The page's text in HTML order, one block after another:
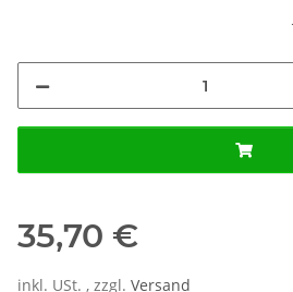
35,70 €
inkl. USt. , zzgl. Versand